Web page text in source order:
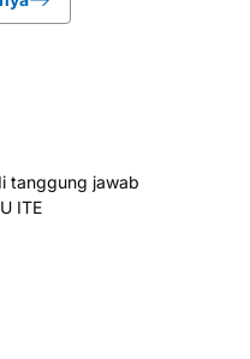
tanggung jawab
ITE